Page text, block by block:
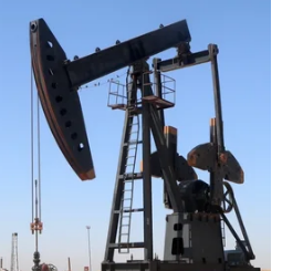
các bệnh nhân gửi đến y
các bác sỹ… tại tuyến y tế cơ
tế phần nào đã làm hài lòng